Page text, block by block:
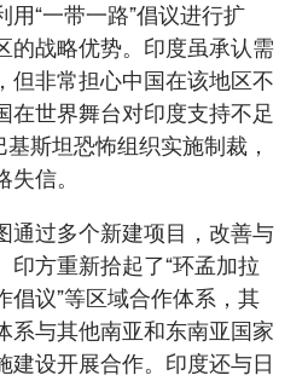
“一带一路”倡议进行扩
的战略优势。印度虽承认需
但非常担心中国在该地区不
在世界舞台对印度支持不足
斯坦恐怖组织实施制裁，
信。
通过多个新建项目，改善与
印方重新拾起了“环孟加拉
倡议”等区域合作体系，其
系与其他南亚和东南亚国家
建设开展合作。印度还与日